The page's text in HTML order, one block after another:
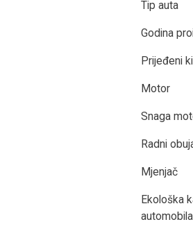
Tip auta
Godina
Prijeđeni
Motor
Snaga
Radni
Mjenjač
Ekološka
automobila